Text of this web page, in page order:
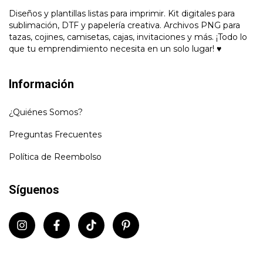
Diseños y plantillas listas para imprimir. Kit digitales para
sublimación, DTF y papelería creativa. Archivos PNG para
tazas, cojines, camisetas, cajas, invitaciones y más. ¡Todo lo
que tu emprendimiento necesita en un solo lugar! ♥
Información
¿Quiénes Somos?
Preguntas Frecuentes
Política de Reembolso
Síguenos